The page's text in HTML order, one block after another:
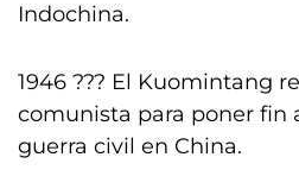
Indochina.
1946 ??? El Kuomintang
comunista para poner fin
guerra civil en China.